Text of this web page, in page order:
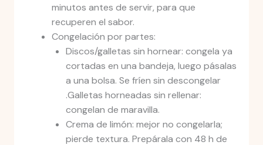
minutos antes de servir, para que
recuperen el sabor.
Congelación por partes:
Discos/galletas sin hornear: congela ya
cortadas en una bandeja, luego pásalas
a una bolsa. Se fríen sin descongelar
.Galletas horneadas sin rellenar:
congelan de maravilla.
Crema de limón: mejor no congelarla;
pierde textura. Prepárala con 48 h de